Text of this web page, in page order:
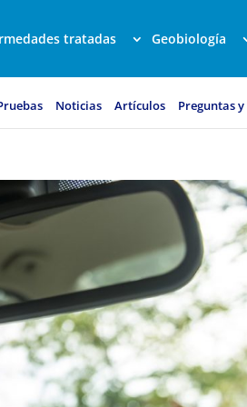
tratadas Geobiología
Noticias Artículos Preguntas